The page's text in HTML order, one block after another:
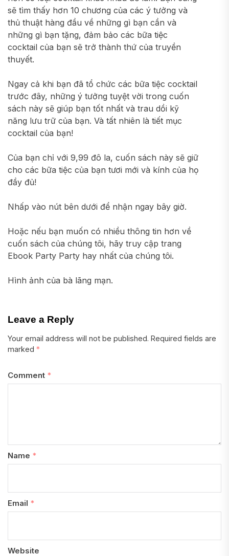
sẽ tìm thấy hơn 10 chương của các ý tưởng và
thủ thuật hàng đầu về những gì bạn cần và
những gì bạn tặng, đảm bảo các bữa tiệc
cocktail của bạn sẽ trở thành thứ của truyền
thuyết.
Ngay cả khi bạn đã tổ chức các bữa tiệc cocktail
trước đây, những ý tưởng tuyệt vời trong cuốn
sách này sẽ giúp bạn tốt nhất và trau dồi kỹ
năng lưu trữ của bạn. Và tất nhiên là tiết mục
cocktail của bạn!
Của bạn chỉ với 9,99 đô la, cuốn sách này sẽ giữ
cho các bữa tiệc của bạn tươi mới và kính của họ
đầy đủ!
Nhấp vào nút bên dưới để nhận ngay bây giờ.
Hoặc nếu bạn muốn có nhiều thông tin hơn về
cuốn sách của chúng tôi, hãy truy cập trang
Ebook Party Party hay nhất của chúng tôi.
Hình ảnh của bà lãng mạn.
Leave a Reply
Your email address will not be published. Required fields are
marked *
Comment *
Name *
Email *
Website